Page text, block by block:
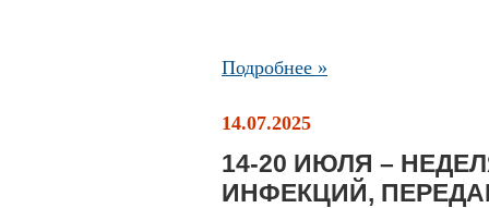
Подробнее »
14.07.2025
14-20 ИЮЛЯ –
ИНФЕКЦИЙ,